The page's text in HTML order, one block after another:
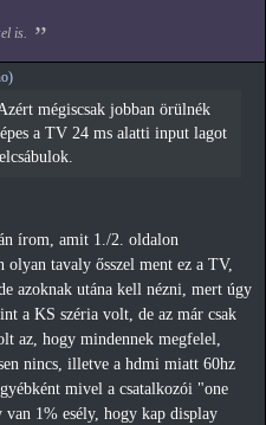
is.
mégiscsak jobban örülnék
a TV 24 ms alatti input lagot
írom, amit 1./2. oldalon
olyan tavaly ősszel ment ez a TV,
azoknak utána kell nézni, mert úgy
a KS széria volt, de az már csak
az, hogy mindennek megfelel,
nincs, illetve a hdmi miatt 60hz
mivel a csatalkozói "one
1% esély, hogy kap display